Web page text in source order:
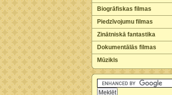
Biogrāfiskas filmas
Piedzīvojumu filmas
Zinātniskā fantastika
Dokumentālās filmas
Mūzikls